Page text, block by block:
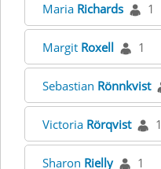
Maria Richards 1
Margit Roxell 1
Sebastian Rönnkvist
Victoria Rörqvist 1
Sharon Rielly 1